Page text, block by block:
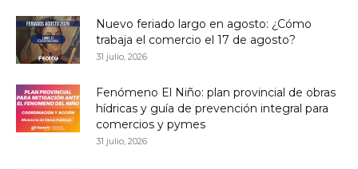
Nuevo feriado largo en agosto: ¿Cómo
trabaja el comercio el 17 de agosto?
31 julio, 2026
Fenómeno El Niño: plan provincial de obras
hídricas y guía de prevención integral para
comercios y pymes
31 julio, 2026